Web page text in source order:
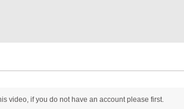
video, if you do not have an account please first.